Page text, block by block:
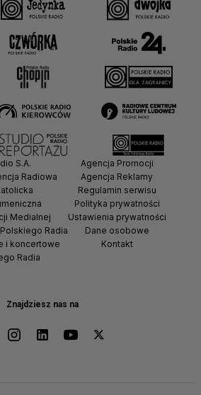
Znajdziesz nas na
S.A.
Radiowa
Medialnej
Radia
i koncertowe
Radia
Agencja Promocji
Agencja Reklamy
Regulamin serwisu
Polityka prywatności
Ustawienia prywatności
Dane osobowe
Kontakt